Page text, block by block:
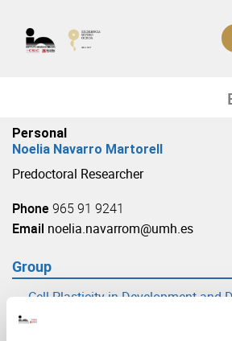
content
Personal
Noelia Navarro Martorell
Predoctoral Researcher
Phone 965 91 9241
Email noelia.navarrom@umh.es
Group
Cell Plasticity in Development and
(URL: https://in.umh-csic.es/group3902)